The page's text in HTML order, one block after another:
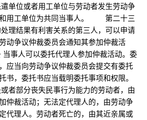
位或者用工单位与劳动者发生劳动争
和用工单位为共同当事人。 第二十三
理结果有利害关系的第三人，可以申请
动争议仲裁委员会通知其参加仲裁活
人可以委托代理人参加仲裁活动。委
应当向劳动争议仲裁委员会提交有委托
书，委托书应当载明委托事项和权限。
部分丧失民事行为能力的劳动者，由
仲裁活动；无法定代理人的，由劳动争
代理人。劳动者死亡的，由其近亲属或